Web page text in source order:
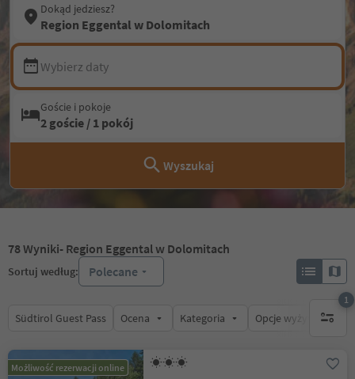
Dokąd jedziesz?
Region Eggental w Dolomitach
Wybierz daty
Goście i pokoje
2 goście / 1 pokój
Wyszukaj
78Wyniki- Region Eggental w Dolomitach
Sortuj według: Polecane
Südtirol Guest Pass Ocena Kategoria Opcje wyżywienia
1
1
Możliwość rezerwacji online